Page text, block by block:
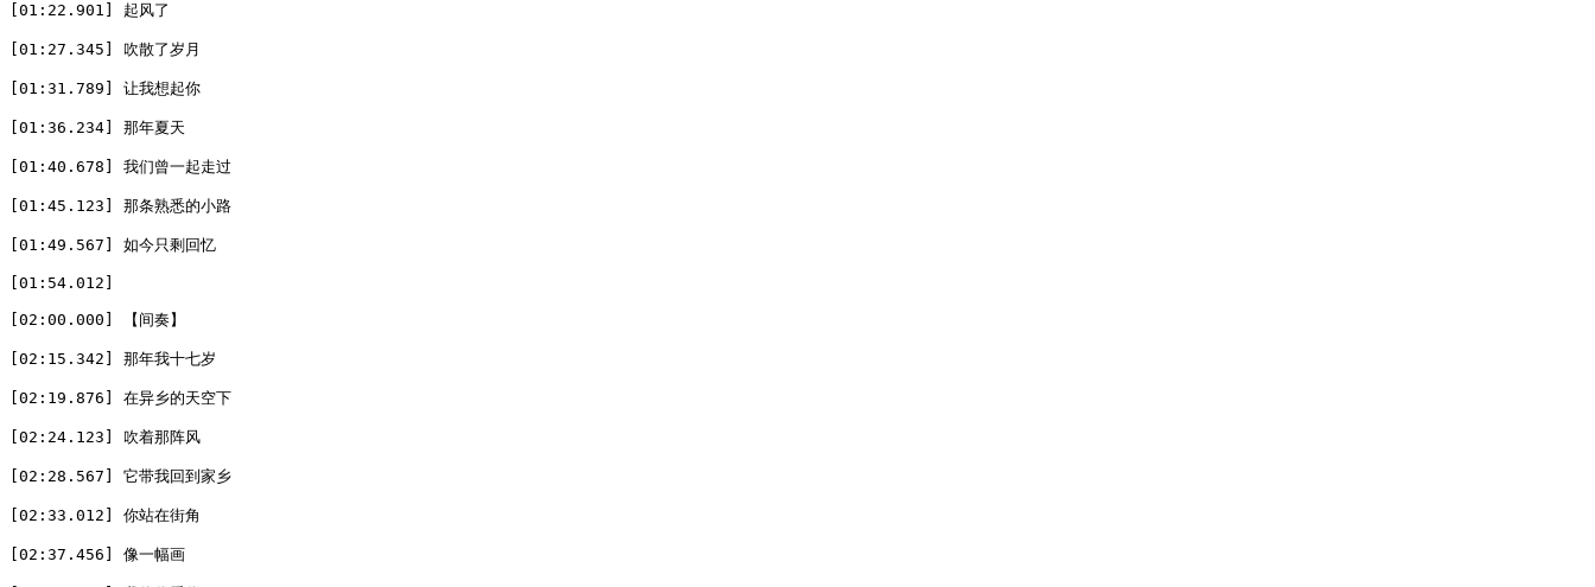
[01:22.901] 起风了
[01:27.345] 吹散了岁月
[01:31.789] 让我想起你
[01:36.234] 那年夏天
[01:40.678] 我们曾一起走过
[01:45.123] 那条熟悉的小路
[01:49.567] 如今只剩回忆
[01:54.012]
[02:00.000] 【间奏】
[02:15.342] 那年我十七岁
[02:19.876] 在异乡的天空下
[02:24.123] 吹着那阵风
[02:28.567] 它带我回到家乡
[02:33.012] 你站在街角
[02:37.456] 像一幅画